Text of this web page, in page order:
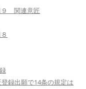
関連意匠
録出願で14条の規定は